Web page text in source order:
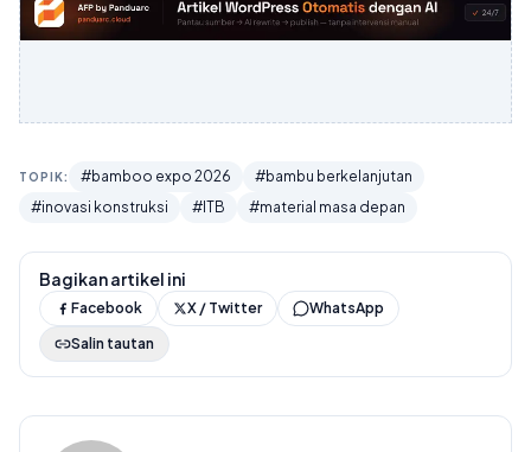
TOPIK: #bamboo expo 2026
#bambu berkelanjutan
#inovasi konstruksi
#ITB #material masa depan
Bagikan artikel ini
Facebook X / Twitter
WhatsApp
Salin tautan